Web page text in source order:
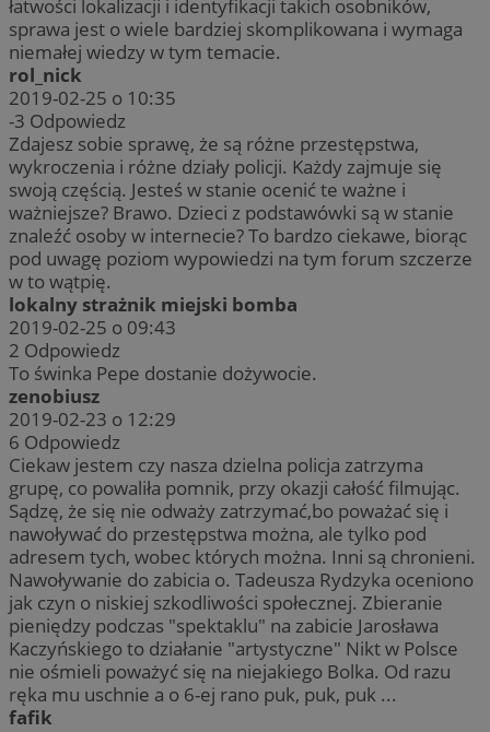
łatwości lokalizacji i identyfikacji takich osobników,
sprawa jest o wiele bardziej skomplikowana i wymaga
niemałej wiedzy w tym temacie.
rol_nick
2019-02-25 o 10:35
-3 Odpowiedz
Zdajesz sobie sprawę, że są różne przestępstwa,
wykroczenia i różne działy policji. Każdy zajmuje się
swoją częścią. Jesteś w stanie ocenić te ważne i
ważniejsze? Brawo. Dzieci z podstawówki są w stanie
znaleźć osoby w internecie? To bardzo ciekawe, biorąc
pod uwagę poziom wypowiedzi na tym forum szczerze
w to wątpię.
lokalny strażnik miejski bomba
2019-02-25 o 09:43
2 Odpowiedz
To świnka Pepe dostanie dożywocie.
zenobiusz
2019-02-23 o 12:29
6 Odpowiedz
Ciekaw jestem czy nasza dzielna policja zatrzyma
grupę, co powaliła pomnik, przy okazji całość filmując.
Sądzę, że się nie odważy zatrzymać,bo poważać się i
nawoływać do przestępstwa można, ale tylko pod
adresem tych, wobec których można. Inni są chronieni.
Nawoływanie do zabicia o. Tadeusza Rydzyka oceniono
jak czyn o niskiej szkodliwości społecznej. Zbieranie
pieniędzy podczas "spektaklu" na zabicie Jarosława
Kaczyńskiego to działanie "artystyczne" Nikt w Polsce
nie ośmieli poważyć się na niejakiego Bolka. Od razu
ręka mu uschnie a o 6-ej rano puk, puk, puk ...
fafik